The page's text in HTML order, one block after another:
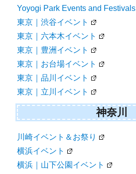
Yoyogi Park Events and Festivals
東京｜渋谷イベント
東京｜六本木イベント
東京｜豊洲イベント
東京｜お台場イベント
東京｜品川イベント
東京｜立川イベント
神奈川
川崎イベント＆お祭り
横浜イベント
横浜｜山下公園イベント